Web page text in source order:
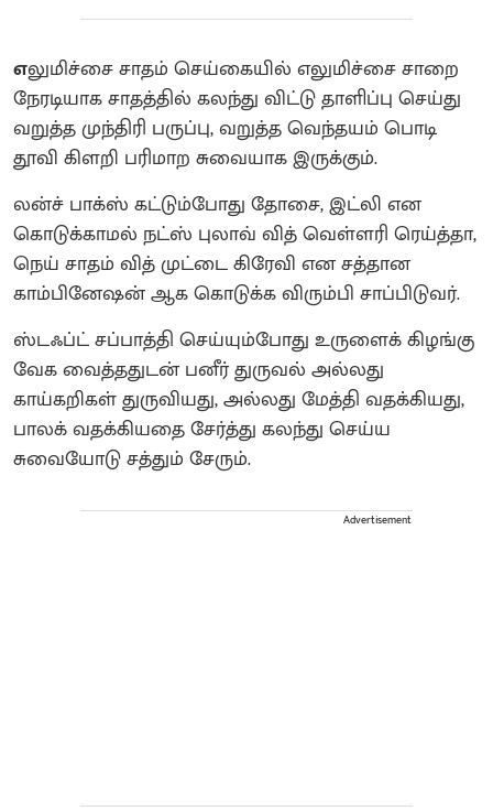
எலுமிச்சை சாதம் செய்கையில் எலுமிச்சை சாறை
நேரடியாக சாதத்தில் கலந்து விட்டு தாளிப்பு செய்து
வறுத்த முந்திரி பருப்பு, வறுத்த வெந்தயம் பொடி
தூவி கிளறி பரிமாற சுவையாக இருக்கும்.
லன்ச் பாக்ஸ் கட்டும்போது தோசை, இட்லி என
கொடுக்காமல் நட்ஸ் புலாவ் வித் வெள்ளரி ரெய்த்தா,
நெய் சாதம் வித் முட்டை கிரேவி என சத்தான
காம்பினேஷன் ஆக கொடுக்க விரும்பி சாப்பிடுவர்.
ஸ்டஃப்ட் சப்பாத்தி செய்யும்போது உருளைக் கிழங்கு
வேக வைத்ததுடன் பனீர் துருவல் அல்லது
காய்கறிகள் துருவியது, அல்லது மேத்தி வதக்கியது,
பாலக் வதக்கியதை சேர்த்து கலந்து செய்ய
சுவையோடு சத்தும் சேரும்.
Advertisement